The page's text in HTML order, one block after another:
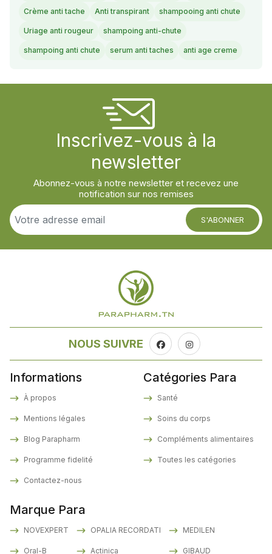
Crème anti tache Anti transpirant shampooing anti chute
Uriage anti rougeur shampoing anti-chute
shampoing anti chute serum anti taches anti age creme
Inscrivez-vous à la
newsletter
Abonnez-vous à notre newsletter et recevez une
notification sur nos remises
S'ABONNER
NOUS SUIVRE
Informations
À propos
Mentions légales
Blog Parapharm
Programme fidelité
Contactez-nous
Marque Para
NOVEXPERT
Oral-B
OPALIA RECORDATI
Actinica
MEDILEN
GIBAUD
Catégories Para
Santé
Soins du corps
Compléments alimentaires
Toutes les catégories